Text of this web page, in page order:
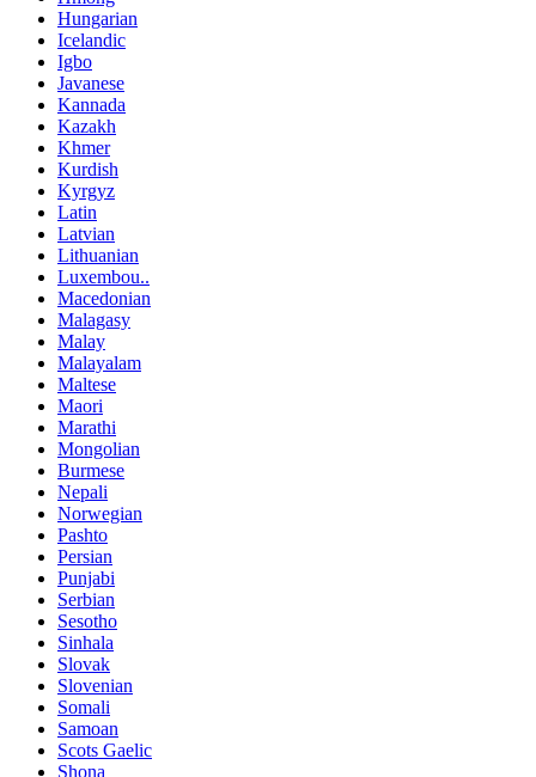
Hungarian
Icelandic
Igbo
Javanese
Kannada
Kazakh
Khmer
Kurdish
Kyrgyz
Latin
Latvian
Lithuanian
Luxembou..
Macedonian
Malagasy
Malay
Malayalam
Maltese
Maori
Marathi
Mongolian
Burmese
Nepali
Norwegian
Pashto
Persian
Punjabi
Serbian
Sesotho
Sinhala
Slovak
Slovenian
Somali
Samoan
Scots Gaelic
Shona